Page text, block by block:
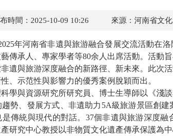
時間：2025-10-09 10:26 來源：河南省文
年河南省非遺與旅游融合發展交流活動在洛
傳承人、專家學者等80余人出席活動。 活動
遺與旅游深度融合的新路徑、新未來。此次
、示范性與影響力的優秀案例脫穎而出。
學與資源研究所研究員、博士生導師以《淺
勢、發展方式、非遺助力5A級旅游景區創建
傳統與現代的對話。37個非遺與旅游深度融
研究中心教授以非物質文化遺產傳承保護為